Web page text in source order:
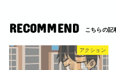
RECOMMEND
アクション